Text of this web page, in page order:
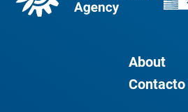
About
Contacto